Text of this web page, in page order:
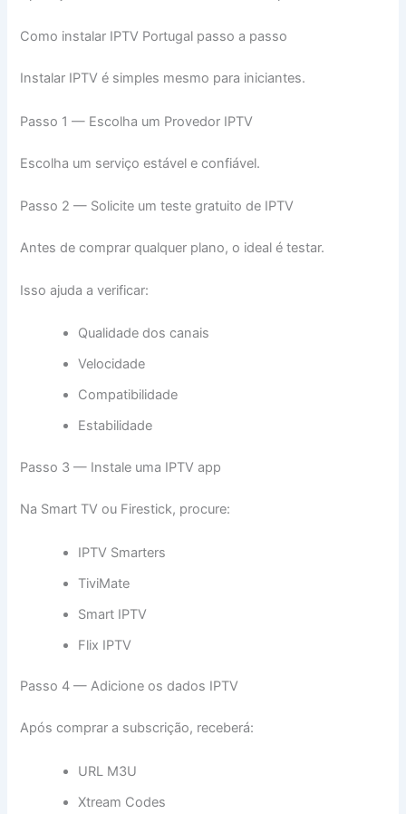
Como instalar IPTV Portugal passo a passo
Instalar IPTV é simples mesmo para iniciantes.
Passo 1 — Escolha um Provedor IPTV
Escolha um serviço estável e confiável.
Passo 2 — Solicite um teste gratuito de IPTV
Antes de comprar qualquer plano, o ideal é testar.
Isso ajuda a verificar:
Qualidade dos canais
Velocidade
Compatibilidade
Estabilidade
Passo 3 — Instale uma IPTV app
Na Smart TV ou Firestick, procure:
IPTV Smarters
TiviMate
Smart IPTV
Flix IPTV
Passo 4 — Adicione os dados IPTV
Após comprar a subscrição, receberá:
URL M3U
Xtream Codes